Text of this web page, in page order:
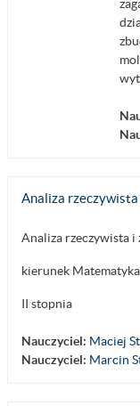
Analiza rzeczywista
Analiza rzeczywista i
kierunek
II stopnia
Nauczyciel: Maciej
Nauczyciel: Marcin